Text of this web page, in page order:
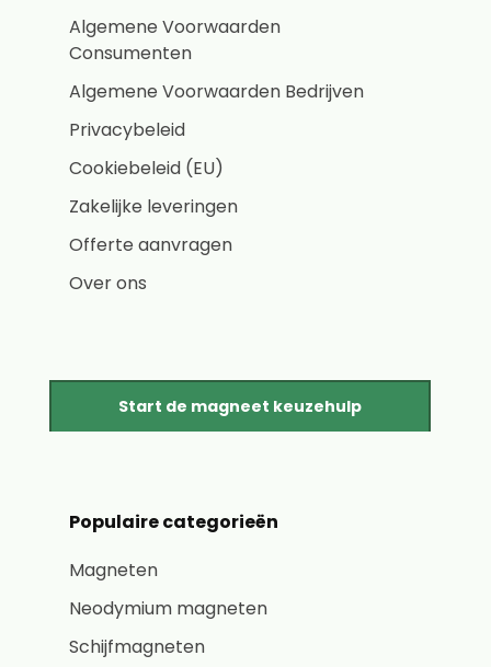
Algemene Voorwaarden
Consumenten
Algemene Voorwaarden Bedrijven
Privacybeleid
Cookiebeleid (EU)
Zakelijke leveringen
Offerte aanvragen
Over ons
Start de magneet keuzehulp
Populaire categorieën
Magneten
Neodymium magneten
Schijfmagneten